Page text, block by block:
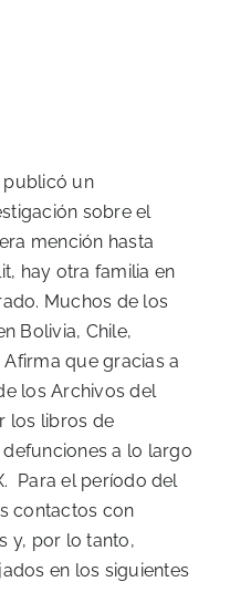
publicó un
sobre el
mención hasta
hay otra familia en
Muchos de los
Bolivia, Chile,
que gracias a
los Archivos del
los libros de
a lo largo
Para el período del
contactos con
y, por lo tanto,
en los siguientes